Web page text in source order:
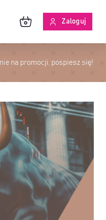
ANALIZ
Zaloguj
na promocji, pospiesz się!